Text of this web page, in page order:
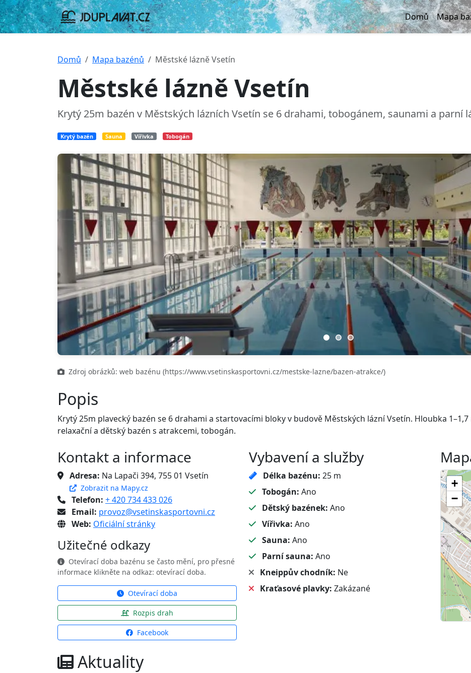
Domů Mapa
Domů Mapa bazénů Městské lázně Vsetín
Městské lázně Vsetín
Krytý 25m bazén v Městských lázních Vsetín se 6 drahami, tobogánem, saunami a parní
Krytý bazén Sauna Vířivka Tobogán
Zdroj obrázků: web bazénu (https://www.vsetinskasportovni.cz/mestske-lazne/bazen-atrakce/)
Popis
Krytý 25m plavecký bazén se 6 drahami a startovacími bloky v budově Městských lázní Vsetín. Hloubka 1–1,7
relaxační a dětský bazén s atrakcemi, tobogán.
Kontakt a informace
Adresa: Na Lapači 394, 755 01 Vsetín
Zobrazit na Mapy.cz
Telefon: + 420 734 433 026
Email: provoz@vsetinskasportovni.cz
Web: Oficiální stránky
Užitečné odkazy
Otevírací doba bazénu se často mění, pro přesné
informace klikněte na odkaz: otevírací doba.
Otevírací doba
Rozpis drah
Facebook
Vybavení a služby
Délka bazénu: 25 m
Tobogán: Ano
Dětský bazének: Ano
Vířivka: Ano
Sauna: Ano
Parní sauna: Ano
Kneippův chodník: Ne
Kraťasové plavky: Zakázané
+
−
Aktuality